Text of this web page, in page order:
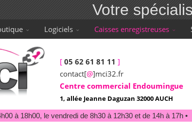
Votre
Logiciels Caisses enregistreuses
[ 05 62 61 81 11 ]
contact[@]mci32.fr
Centre commercial Endoumingue
1, allée Jeanne Daguzan 32000 AUCH
à 18h00, le vendredi de 8h30 à 12h30 et de 14h à 17h •